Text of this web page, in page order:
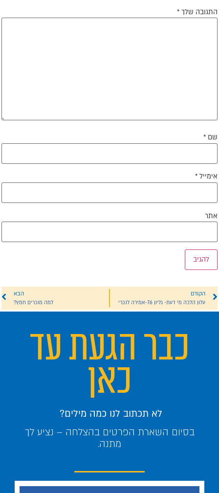
שלך*
*
הקודם
עלון הלכה מי דעת- גליון 76-אמירה לנכרי
הבא
למה מוכרים חמץ?
כבר הגעת עד
כאן
לא תכתוב לנו כמה מילים?
בסיום השארת הפרטים בהצלחה – נציע לך
מתנה.